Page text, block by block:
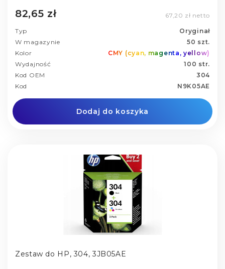
82,65 zł 67,20 zł netto
Typ
Oryginał
W magazynie
50 szt.
Kolor
CMY (cyan, magenta, yellow)
Wydajność
100 str.
Kod OEM
304
Kod
N9K05AE
Dodaj do koszyka
Zestaw do HP, 304, 3JB05AE